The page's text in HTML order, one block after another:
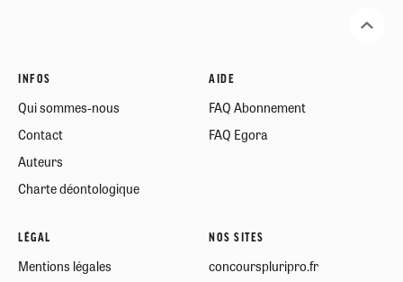
INFOS
Qui sommes-nous
Contact
Auteurs
Charte déontologique
AIDE
FAQ Abonnement
FAQ Egora
LÉGAL
Mentions légales
NOS SITES
concourspluripro.fr